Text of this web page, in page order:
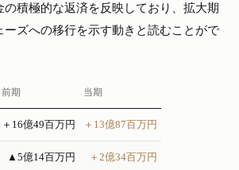
の積極的な返済を反映しており、拡大期
ーズへの移行を示す動きと読むことがで
前期 当期
＋16億49百万円 ＋13億87百万円
▲5億14百万円 ＋2億34百万円